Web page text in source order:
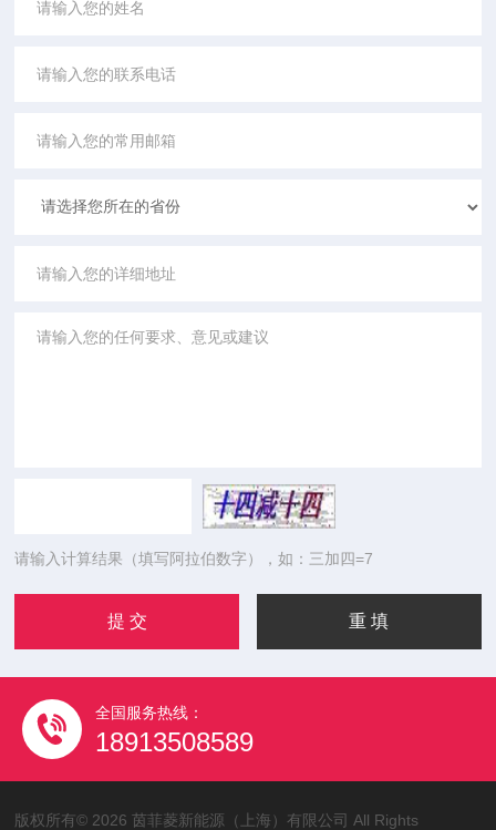
请输入计算结果（填写阿拉伯数字），如：三加四=7
全国服务热线：
18913508589
版权所有© 2026 茵菲菱新能源（上海）有限公司 All Rights